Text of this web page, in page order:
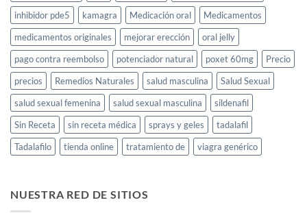
inhibidor pde5
kamagra Medicación oral
Medicamentos
medicamentos originales
mejorar erección
oral jelly
pago contra reembolso
potenciador natural poxet 60mg
Precio
precios
Remedios Naturales salud masculina
Salud Sexual
salud sexual femenina
salud sexual masculina
sildenafil
Sin Receta
sin receta médica sprays y geles
tadalafil
Tadalafilo
tienda online tratamiento de viagra genérico
NUESTRA RED DE SITIOS